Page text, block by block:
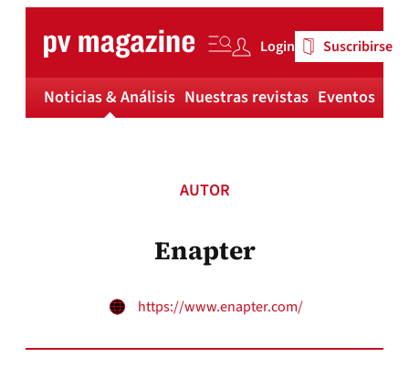
content
Login Suscribirse
Noticias & Análisis Nuestras revistas Eventos
AUTOR
Enapter
https://www.enapter.com/